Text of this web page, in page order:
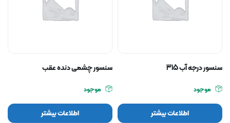
سنسور درجه آب 315
موجود
اطلاعات بیشتر
سنسور چشمی دنده عقب
موجود
اطلاعات بیشتر